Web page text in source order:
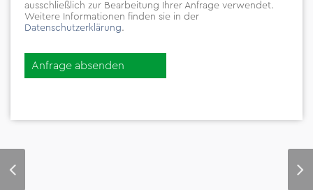
ausschließlich zur Bearbeitung
Ihrer Anfrage verwendet.
Weitere Informationen finden sie in der
Datenschutzerklärung.
Anfrage absenden